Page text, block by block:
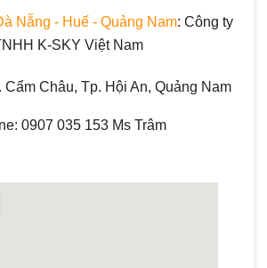
Nẵng - Huế - Quảng Nam: Công ty
K-SKY Việt Nam
Châu, Tp. Hội An, Quảng Nam
0907 035 153 Ms Trâm